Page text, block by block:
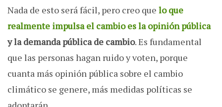
Nada de esto será fácil, pero creo que lo que
realmente impulsa el cambio es la opinión pública
y la demanda pública de cambio. Es fundamental
que las personas hagan ruido y voten, porque
cuanta más opinión pública sobre el cambio
climático se genere, más medidas políticas se